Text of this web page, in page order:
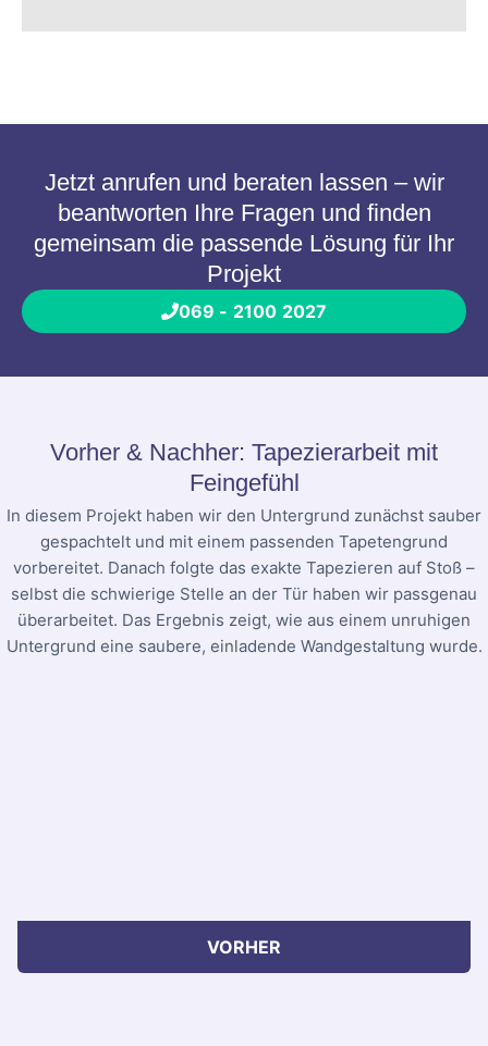
Jetzt anrufen und beraten lassen – wir
beantworten Ihre Fragen und finden
gemeinsam die passende Lösung für Ihr
Projekt
069 - 2100 2027
Vorher & Nachher: Tapezierarbeit mit
Feingefühl
In diesem Projekt haben wir den Untergrund zunächst sauber
gespachtelt und mit einem passenden Tapetengrund
vorbereitet. Danach folgte das exakte Tapezieren auf Stoß –
selbst die schwierige Stelle an der Tür haben wir passgenau
überarbeitet. Das Ergebnis zeigt, wie aus einem unruhigen
Untergrund eine saubere, einladende Wandgestaltung wurde.
VORHER